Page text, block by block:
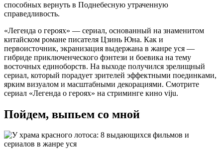
способных вернуть в Поднебесную утраченную
справедливость.
«Легенда о героях» — сериал, основанный на знаменитом
китайском романе писателя Цзинь Юна. Как и
первоисточник, экранизация выдержана в жанре уся —
гибриде приключенческого фэнтези и боевика на тему
восточных единоборств. На выходе получился зрелищный
сериал, который порадует зрителей эффектными поединками,
ярким визуалом и масштабными декорациями. Смотрите
сериал «Легенда о героях» на стриминге кино viju.
Пойдем, выпьем со мной